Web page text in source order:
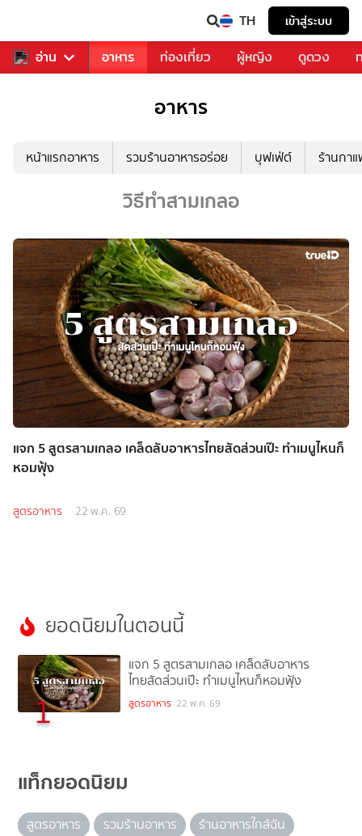
TH เข้าสู่ระบบ
อ่าน
รวงการเพลง อาหาร ท่องเที่ยว ผู้หญิง ดูดวง
อาหาร
หน้าแรกอาหาร รวมร้านอาหารอร่อย บุฟเฟ่ต์ ร้านกา
วิธีทำสามเกลอ
แจก 5 สูตรสามเกลอ เคล็ดลับอาหารไทยสัดส่วนเป๊ะ ทำเมนูไหนก็
หอมฟุ้ง
สูตรอาหาร 22 พ.ค. 69
ยอดนิยมในตอนนี้
1
แจก 5 สูตรสามเกลอ เคล็ดลับอาหาร
ไทยสัดส่วนเป๊ะ ทำเมนูไหนก็หอมฟุ้ง
สูตรอาหาร 22 พ.ค. 69
แท็กยอดนิยม
สูตรอาหาร รวมร้านอาหาร
ร้านอาหารใกล้ฉัน